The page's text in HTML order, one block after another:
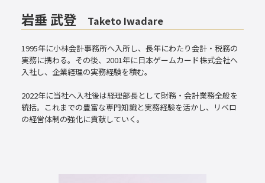
岩垂 武登 Taketo Iwadare
1995年に小林会計事務所へ入所し、長年にわたり会計・税務の
実務に携わる。その後、2001年に日本ゲームカード株式会社へ
入社し、企業経理の実務経験を積む。
2022年に当社へ入社後は経理部長として財務・会計業務全般を
統括。これまでの豊富な専門知識と実務経験を活かし、リベロ
の経営体制の強化に貢献していく。